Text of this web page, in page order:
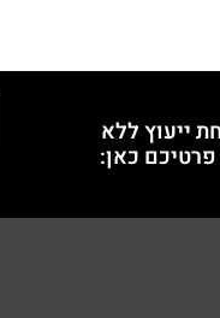
ייעוץ ללא
כאן: